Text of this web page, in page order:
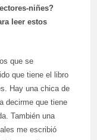
niñes?
leer estos
que se
que tiene el libro
Hay una chica de
decirme que tiene
También una
me escribió